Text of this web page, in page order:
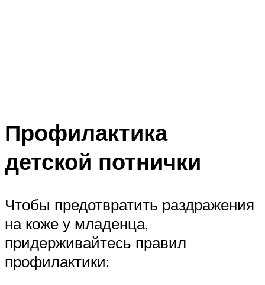
Профилактика
детской потнички
Чтобы предотвратить раздражения
на коже у младенца,
придерживайтесь правил
профилактики: